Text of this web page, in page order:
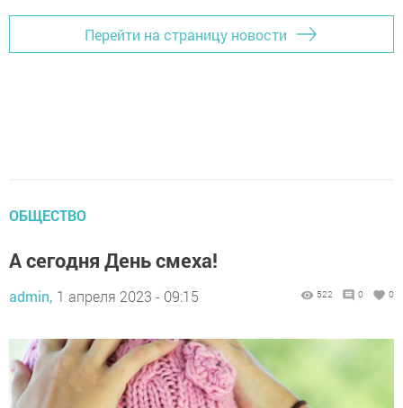
Перейти на страницу новости
ОБЩЕСТВО
А сегодня День смеха!
admin, 1 апреля 2023 - 09:15 522 0 0